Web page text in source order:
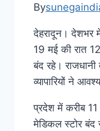
By
देहरादून। देशभर
19 मई की रात
बंद रहे।
व्यापारियों ने
प्रदेश में करीब
मेडिकल स्टोर बंद